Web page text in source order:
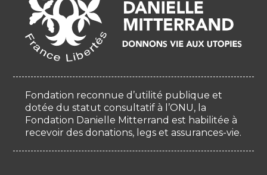
Fondation reconnue d’utilité publique et
dotée du statut consultatif à l’ONU, la
Fondation Danielle Mitterrand est habilitée à
recevoir des donations, legs et assurances-vie.